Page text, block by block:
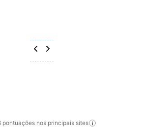
pontuações nos principais sites